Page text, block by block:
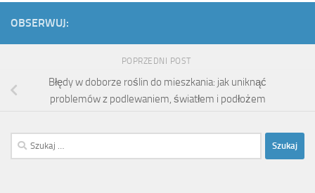
OBSERWUJ:
POPRZEDNI POST
Błędy w doborze roślin do mieszkania: jak uniknąć
problemów z podlewaniem, światłem i podłożem
Szukaj: